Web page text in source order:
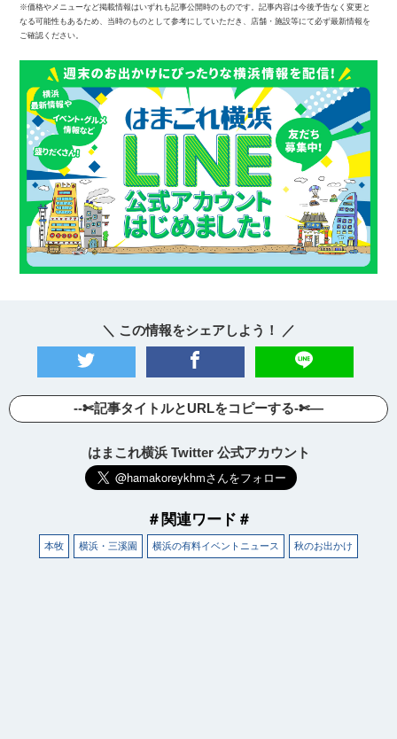
※価格やメニューなど掲載情報はいずれも記事公開時のものです。記事内容は今後予告なく変更と
なる可能性もあるため、当時のものとして参考にしていただき、店舗・施設等にて必ず最新情報を
ご確認ください。
＼ この情報をシェアしよう！ ／
--✄記事タイトルとURLをコピーする-✄—
はまこれ横浜 Twitter 公式アカウント
＃関連ワード＃
本牧 横浜・三溪園 横浜の有料イベントニュース 秋のお出かけ